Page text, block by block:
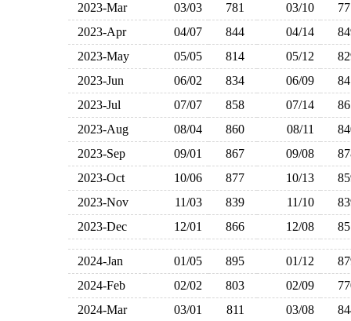
2023-Mar
03/03 781 03/10
2023-Apr
04/07 844 04/14
2023-May
05/05 814 05/12
2023-Jun
06/02 834 06/09
2023-Jul
07/07 858 07/14
2023-Aug
08/04 860 08/11
2023-Sep
09/01 867 09/08
2023-Oct
10/06 877 10/13
2023-Nov
11/03 839 11/10
2023-Dec
12/01 866 12/08
2024-Jan 01/05 895 01/12
2024-Feb
02/02 803 02/09
2024-Mar
03/01 811 03/08